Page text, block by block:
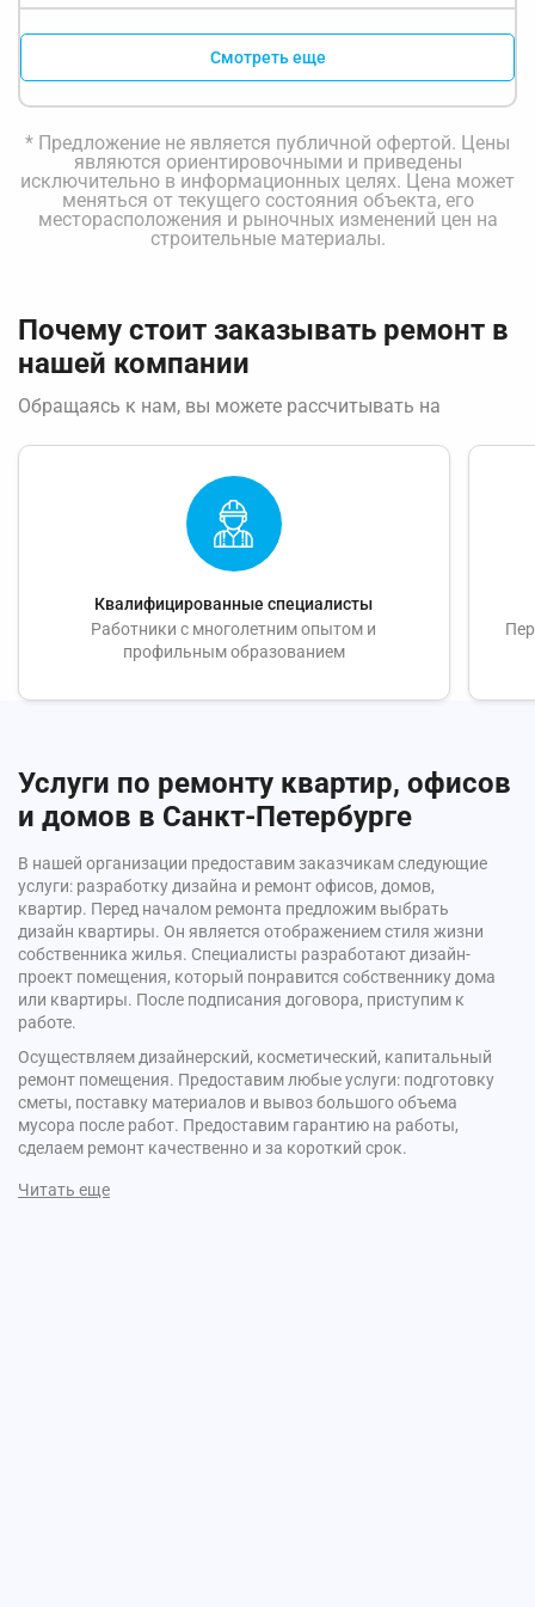
Смотреть еще
* Предложение не является публичной офертой. Цены
являются ориентировочными и приведены
исключительно в информационных целях. Цена может
меняться от текущего состояния объекта, его
месторасположения и рыночных изменений цен на
строительные материалы.
Почему стоит заказывать ремонт в
нашей компании
Обращаясь к нам, вы можете рассчитывать на
Квалифицированные специалисты
Работники с многолетним опытом и
профильным образованием
Услуги по ремонту квартир, офисов
и домов в Санкт-Петербурге
В нашей организации предоставим заказчикам следующие
услуги: разработку дизайна и ремонт офисов, домов,
квартир. Перед началом ремонта предложим выбрать
дизайн квартиры. Он является отображением стиля жизни
собственника жилья. Специалисты разработают дизайн-
проект помещения, который понравится собственнику дома
или квартиры. После подписания договора, приступим к
работе.
Осуществляем дизайнерский, косметический, капитальный
ремонт помещения. Предоставим любые услуги: подготовку
сметы, поставку материалов и вывоз большого объема
мусора после работ. Предоставим гарантию на работы,
сделаем ремонт качественно и за короткий срок.
Читать еще